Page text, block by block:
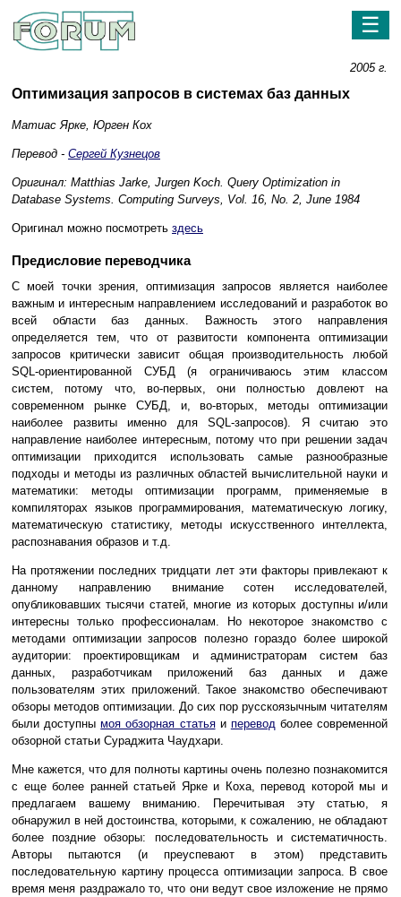
☰
2005 г.
Оптимизация запросов в системах баз данных
Матиас Ярке, Юрген Кох
Перевод - Сергей Кузнецов
Оригинал: Matthias Jarke, Jurgen Koch. Query Optimization in
Database Systems. Computing Surveys, Vol. 16, No. 2, June 1984
Оригинал можно посмотреть здесь
Предисловие переводчика
С моей точки зрения, оптимизация запросов является наиболее
важным и интересным направлением исследований и разработок во
всей области баз данных. Важность этого направления
определяется тем, что от развитости компонента оптимизации
запросов критически зависит общая производительность любой
SQL-ориентированной СУБД (я ограничиваюсь этим классом
систем, потому что, во-первых, они полностью довлеют на
современном рынке СУБД, и, во-вторых, методы оптимизации
наиболее развиты именно для SQL-запросов). Я считаю это
направление наиболее интересным, потому что при решении задач
оптимизации приходится использовать самые разнообразные
подходы и методы из различных областей вычислительной науки и
математики: методы оптимизации программ, применяемые в
компиляторах языков программирования, математическую логику,
математическую статистику, методы искусственного интеллекта,
распознавания образов и т.д.
На протяжении последних тридцати лет эти факторы привлекают к
данному направлению внимание сотен исследователей,
опубликовавших тысячи статей, многие из которых доступны и/или
интересны только профессионалам. Но некоторое знакомство с
методами оптимизации запросов полезно гораздо более широкой
аудитории: проектировщикам и администраторам систем баз
данных, разработчикам приложений баз данных и даже
пользователям этих приложений. Такое знакомство обеспечивают
обзоры методов оптимизации. До сих пор русскоязычным читателям
были доступнымоя обзорная статьяи переводболее современной
обзорной статьи Сураджита Чаудхари.
Мне кажется, что для полноты картины очень полезно познакомится
с еще более ранней статьей Ярке и Коха, перевод которой мы и
предлагаем вашему вниманию. Перечитывая эту статью, я
обнаружил в ней достоинства, которыми, к сожалению, не обладают
более поздние обзоры: последовательность и систематичность.
Авторы пытаются (и преуспевают в этом) представить
последовательную картину процесса оптимизации запроса. В свое
время меня раздражало то, что они ведут свое изложение не прямо